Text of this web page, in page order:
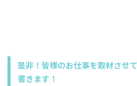
是非！皆様のお仕事を取材させ
書きます！